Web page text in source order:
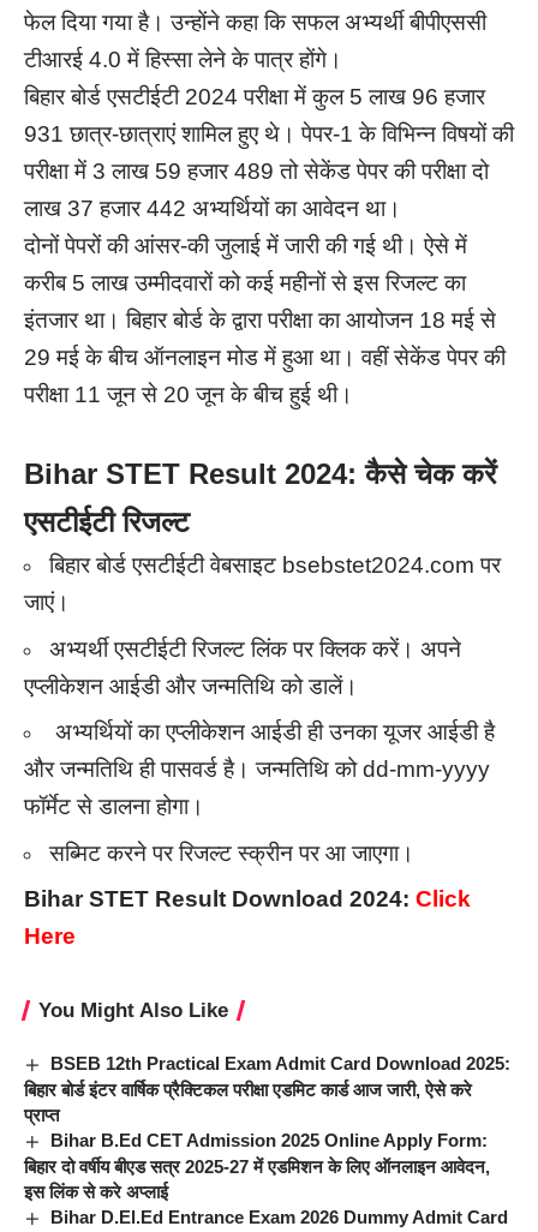
फेल दिया गया है। उन्होंने कहा कि सफल अभ्यर्थी बीपीएससी
टीआरई 4.0 में हिस्सा लेने के पात्र होंगे।
बिहार बोर्ड एसटीईटी 2024 परीक्षा में कुल 5 लाख 96 हजार
931 छात्र-छात्राएं शामिल हुए थे। पेपर-1 के विभिन्न विषयों की
परीक्षा में 3 लाख 59 हजार 489 तो सेकेंड पेपर की परीक्षा दो
लाख 37 हजार 442 अभ्यर्थियों का आवेदन था।
दोनों पेपरों की आंसर-की जुलाई में जारी की गई थी। ऐसे में
करीब 5 लाख उम्मीदवारों को कई महीनों से इस रिजल्ट का
इंतजार था। बिहार बोर्ड के द्वारा परीक्षा का आयोजन 18 मई से
29 मई के बीच ऑनलाइन मोड में हुआ था। वहीं सेकेंड पेपर की
परीक्षा 11 जून से 20 जून के बीच हुई थी।
Bihar STET Result 2024: कैसे चेक करें
एसटीईटी रिजल्ट
बिहार बोर्ड एसटीईटी वेबसाइट bsebstet2024.com पर
जाएं।
अभ्यर्थी एसटीईटी रिजल्ट लिंक पर क्लिक करें। अपने
एप्लीकेशन आईडी और जन्मतिथि को डालें।
अभ्यर्थियों का एप्लीकेशन आईडी ही उनका यूजर आईडी है
और जन्मतिथि ही पासवर्ड है। जन्मतिथि को dd-mm-yyyy
फॉर्मेट से डालना होगा।
सब्मिट करने पर रिजल्ट स्क्रीन पर आ जाएगा।
Bihar STET Result Download 2024: Click
Here
You Might Also Like
BSEB 12th Practical Exam Admit Card Download 2025:
बिहार बोर्ड इंटर वार्षिक प्रैक्टिकल परीक्षा एडमिट कार्ड आज जारी, ऐसे करे
प्राप्त
Bihar B.Ed CET Admission 2025 Online Apply Form:
बिहार दो वर्षीय बीएड सत्र 2025-27 में एडमिशन के लिए ऑनलाइन आवेदन,
इस लिंक से करे अप्लाई
Bihar D.El.Ed Entrance Exam 2026 Dummy Admit Card